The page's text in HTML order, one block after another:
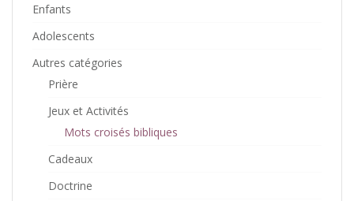
Enfants
Adolescents
Autres catégories
Prière
Jeux et Activités
Mots croisés bibliques
Cadeaux
Doctrine